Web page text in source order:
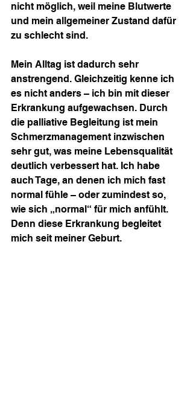
nicht möglich, weil meine Blutwerte
und mein allgemeiner Zustand dafür
zu schlecht sind.
Mein Alltag ist dadurch sehr
anstrengend. Gleichzeitig kenne ich
es nicht anders – ich bin mit dieser
Erkrankung aufgewachsen. Durch
die palliative Begleitung ist mein
Schmerzmanagement inzwischen
sehr gut, was meine Lebensqualität
deutlich verbessert hat. Ich habe
auch Tage, an denen ich mich fast
normal fühle – oder zumindest so,
wie sich „normal“ für mich anfühlt.
Denn diese Erkrankung begleitet
mich seit meiner Geburt.